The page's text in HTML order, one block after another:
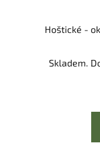
Hoštické -
Skladem.